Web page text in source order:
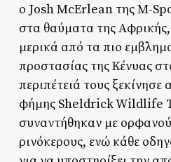
ο Josh McErlean της M-
στα θαύματα της
μερικά από τα πιο
προστασίας της Κένυας
περιπέτειά τους
φήμης Sheldrick Wildlife
συναντήθηκαν με
ρινόκερους, ενώ κάθε